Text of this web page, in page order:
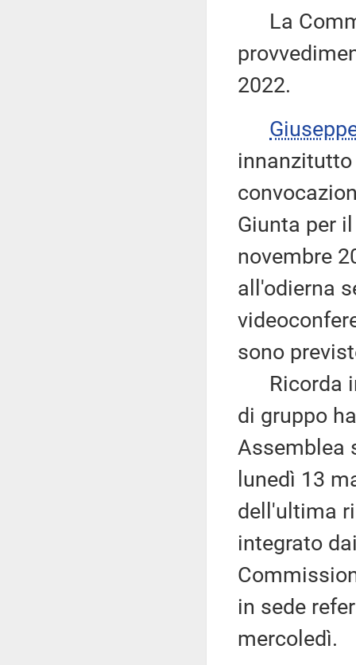
La
2022.
Giunta per
novembre
all'odierna
sono
Ricorda
di gruppo
Assemblea
lunedì 13
dell'ultima
integrato
in sede
mercoledì.